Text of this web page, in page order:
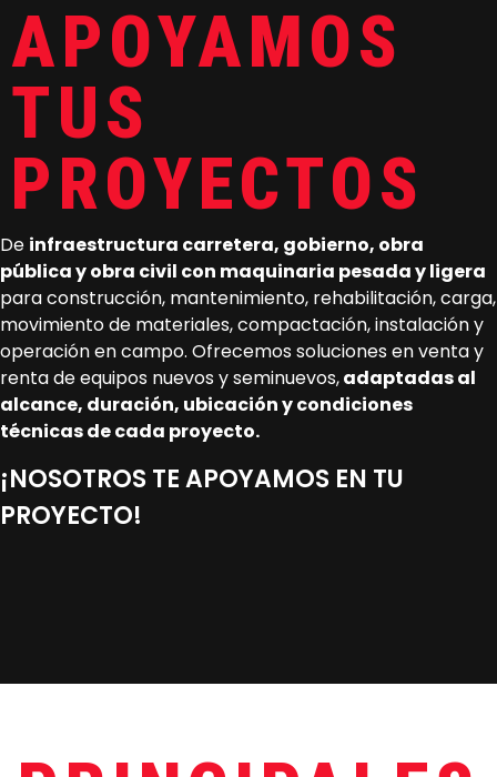
APOYAMOS
TUS
PROYECTOS
De infraestructura carretera, gobierno, obra
pública y obra civil con maquinaria pesada y ligera
para construcción, mantenimiento, rehabilitación, carga,
movimiento de materiales, compactación, instalación y
operación en campo. Ofrecemos soluciones en venta y
renta de equipos nuevos y seminuevos,adaptadas al
alcance, duración, ubicación y condiciones
técnicas de cada proyecto.
¡NOSOTROS TE APOYAMOS EN TU
PROYECTO!